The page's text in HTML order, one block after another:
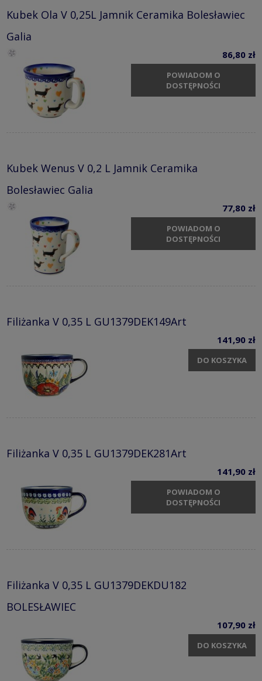
Kubek Ola V 0,25L Jamnik Ceramika Bolesławiec
Galia
86,80 zł
POWIADOM O
DOSTĘPNOŚCI
Kubek Wenus V 0,2 L Jamnik Ceramika
Bolesławiec Galia
77,80 zł
POWIADOM O
DOSTĘPNOŚCI
Filiżanka V 0,35 L GU1379DEK149Art
141,90 zł
DO KOSZYKA
Filiżanka V 0,35 L GU1379DEK281Art
141,90 zł
POWIADOM O
DOSTĘPNOŚCI
Filiżanka V 0,35 L GU1379DEKDU182
BOLESŁAWIEC
107,90 zł
DO KOSZYKA